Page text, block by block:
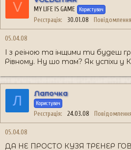
V MY LIFE IS GAME Користувач
Реєстрація 30.01.08 Повідомлення
05.04.08
І з реіною та інщими ти будеш
Рівному. Ну шо там? Як успіхи у
Л Лапочка
Користувач
Реєстрація 24.03.08 Повідомлення
05.04.08
ДА НЕ ПРОСТО КУЗЯ ТРЕНЕР